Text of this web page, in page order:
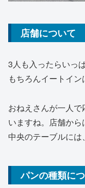
店舗について
3人も入ったらいっ
もちろんイートイン
おねえさんが一人
いますね。店舗から
中央のテーブルには
パンの種類に